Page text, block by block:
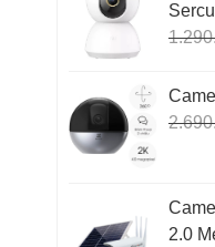
2.0